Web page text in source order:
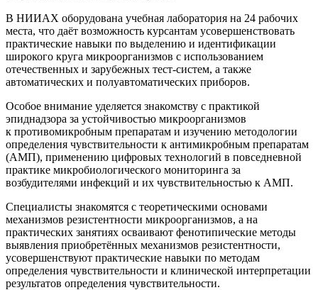
В НИИАХ оборудована учебная лаборатория на 24 рабочих
места, что даёт возможность курсантам усовершенствовать
практические навыки по выделению и идентификации
широкого круга микроорганизмов с использованием
отечественных и зарубежных тест-систем, а также
автоматических и полуавтоматических приборов.
Особое внимание уделяется знакомству с практикой
эпиднадзора за устойчивостью микроорганизмов
к противомикробным препаратам и изучению методологии
определения чувствительности к антимикробным препаратам
(АМП), применению цифровых технологий в повседневной
практике микробиологического мониторинга за
возбудителями инфекций и их чувствительностью к АМП.
Специалисты знакомятся с теоретическими основами
механизмов резистентности микроорганизмов, а на
практических занятиях осваивают фенотипические методы
выявления приобретённых механизмов резистентности,
усовершенствуют практические навыки по методам
определения чувствительности и клинической интерпретации
результатов определения чувствительности.